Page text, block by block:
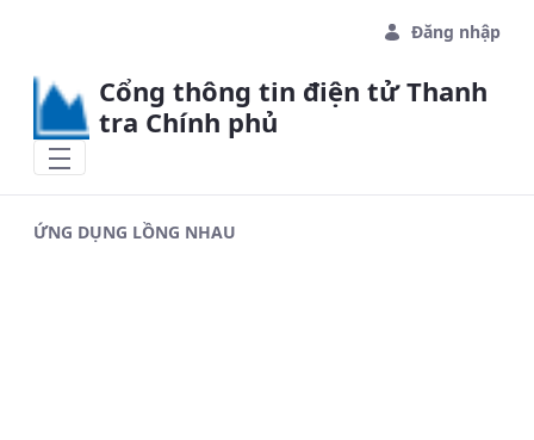
Đăng nhập
Cổng thông tin điện tử Thanh
tra Chính phủ
ỨNG DỤNG LỒNG NHAU